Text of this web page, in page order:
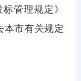
管理规定》
本市有关规定